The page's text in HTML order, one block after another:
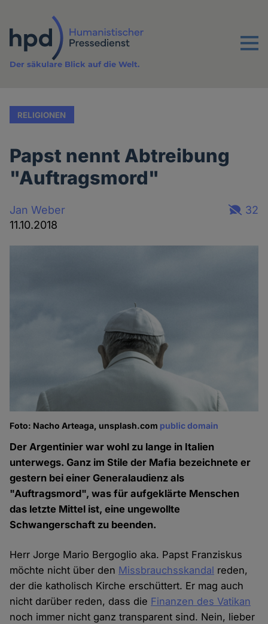
Inhalt
Menu
Der säkulare Blick auf die Welt.
RELIGIONEN
Papst nennt Abtreibung
"Auftragsmord"
Jan Weber
11.10.2018
32
Foto: Nacho Arteaga, unsplash.com public domain
Der Argentinier war wohl zu lange in Italien
unterwegs. Ganz im Stile der Mafia bezeichnete er
gestern bei einer Generalaudienz als
"Auftragsmord", was für aufgeklärte Menschen
das letzte Mittel ist, eine ungewollte
Schwangerschaft zu beenden.
Herr Jorge Mario Bergoglio aka. Papst Franziskus
möchte nicht über den Missbrauchsskandal reden,
der die katholisch Kirche erschüttert. Er mag auch
nicht darüber reden, dass die Finanzen des Vatikan
noch immer nicht ganz transparent sind. Nein, lieber